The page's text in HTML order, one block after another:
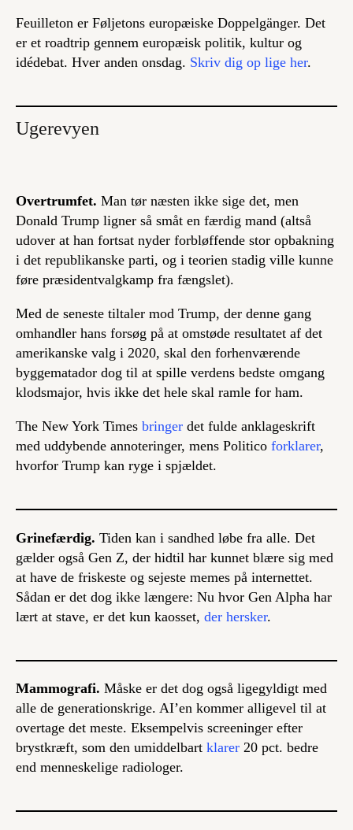
Feuilleton er Føljetons europæiske Doppelgänger. Det
er et roadtrip gennem europæisk politik, kultur og
idédebat. Hver anden onsdag. Skriv dig op lige her.
Ugerevyen
Overtrumfet. Man tør næsten ikke sige det, men
Donald Trump ligner så småt en færdig mand (altså
udover at han fortsat nyder forbløffende stor opbakning
i det republikanske parti, og i teorien stadig ville kunne
føre præsidentvalgkamp fra fængslet).
Med de seneste tiltaler mod Trump, der denne gang
omhandler hans forsøg på at omstøde resultatet af det
amerikanske valg i 2020, skal den forhenværende
byggematador dog til at spille verdens bedste omgang
klodsmajor, hvis ikke det hele skal ramle for ham.
The New York Times bringer det fulde anklageskrift
med uddybende annoteringer, mens Politico forklarer,
hvorfor Trump kan ryge i spjældet.
Grinefærdig. Tiden kan i sandhed løbe fra alle. Det
gælder også Gen Z, der hidtil har kunnet blære sig med
at have de friskeste og sejeste memes på internettet.
Sådan er det dog ikke længere: Nu hvor Gen Alpha har
lært at stave, er det kun kaosset, der hersker.
Mammografi. Måske er det dog også ligegyldigt med
alle de generationskrige. AI’en kommer alligevel til at
overtage det meste. Eksempelvis screeninger efter
brystkræft, som den umiddelbart klarer 20 pct. bedre
end menneskelige radiologer.